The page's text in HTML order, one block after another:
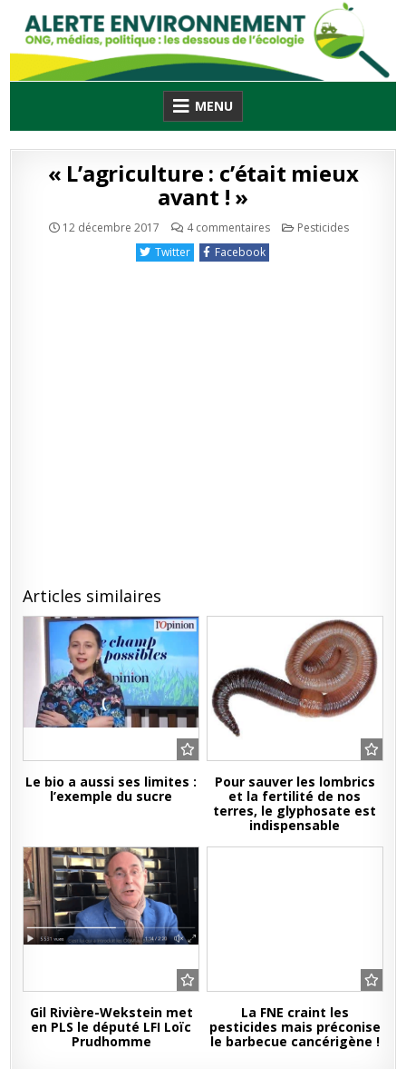
content
MENU
« L’agriculture : c’était mieux
avant ! »
12 décembre 2017 4 commentairessur
:
c’était
Publié
Pesticides
Twitter
Facebook
Articles similaires
Le bio a aussi ses limites :
l’exemple du sucre
Pour sauver les lombrics
et la fertilité de nos
terres, le glyphosate est
indispensable
Gil Rivière-Wekstein met
en PLS le député LFI Loïc
Prudhomme
La FNE craint les
pesticides mais préconise
le barbecue cancérigène !